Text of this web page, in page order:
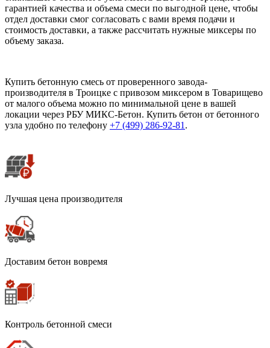
гарантией качества и объема смеси по выгодной цене, чтобы
отдел доставки смог согласовать с вами время подачи и
стоимость доставки, а также рассчитать нужные миксеры по
объему заказа.
Купить бетонную смесь от проверенного завода-
производителя в Троицке с привозом миксером в Товарищево
от малого объема можно по минимальной цене в вашей
локации через РБУ МИКС-Бетон. Купить бетон от бетонного
узла удобно по телефону +7 (499) 286-92-81 .
Лучшая цена производителя
Доставим бетон вовремя
Контроль бетонной смеси